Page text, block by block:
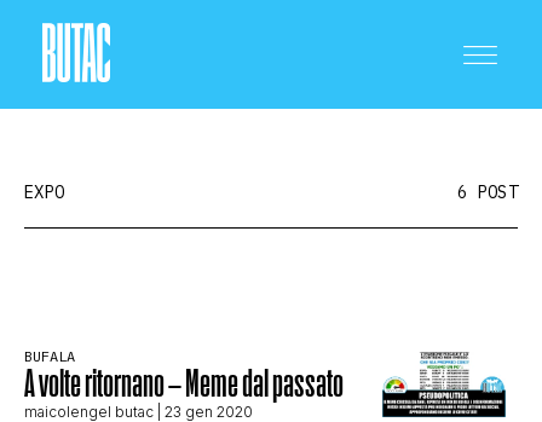
SCIENZA E TECNOLOGIA
EXPO 6 POST
BUFALA
A volte ritornano – Meme dal passato
maicolengel butac | 23 gen 2020